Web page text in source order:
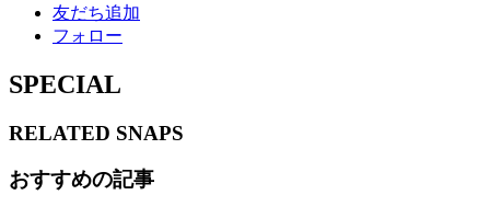
友だち追加
フォロー
SPECIAL
RELATED SNAPS
おすすめの記事